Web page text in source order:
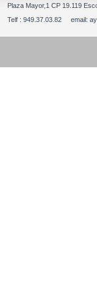
Plaza Mayor,1 CP 19.119
Telf : 949.37.03.82 email: